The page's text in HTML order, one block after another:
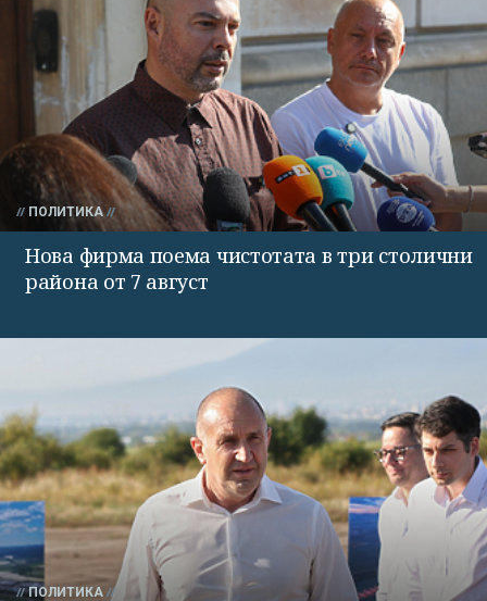
ПОЛИТИКА
Нова фирма поема чистотата в три столични
района от 7 август
ПОЛИТИКА